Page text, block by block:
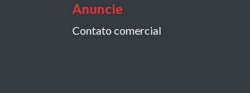
Anuncie
Contato comercial